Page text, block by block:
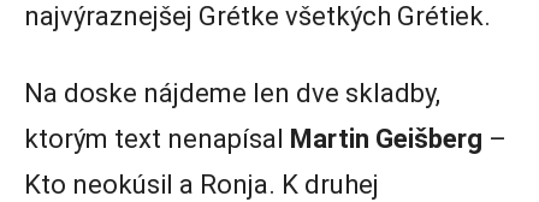
najvýraznejšej Grétke všetkých Grétiek.
Na doske nájdeme len dve skladby,
ktorým text nenapísal Martin Geišberg –
Kto neokúsil a Ronja. K druhej